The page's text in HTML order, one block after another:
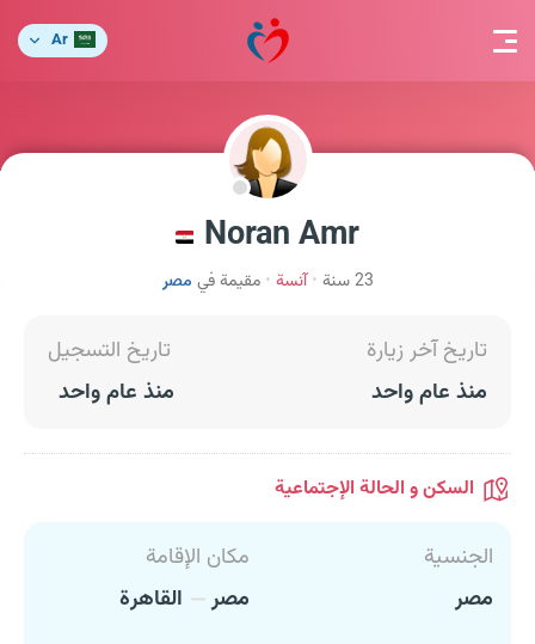
Ar
Noran Amr
23 سنة آنسة مقيمة في مصر
تاريخ آخر زيارة
منذ عام واحد
تاريخ التسجيل
منذ عام واحد
السكن و الحالة الإجتماعية
الجنسية
مصر
مكان الإقامة
مصر
القاهرة